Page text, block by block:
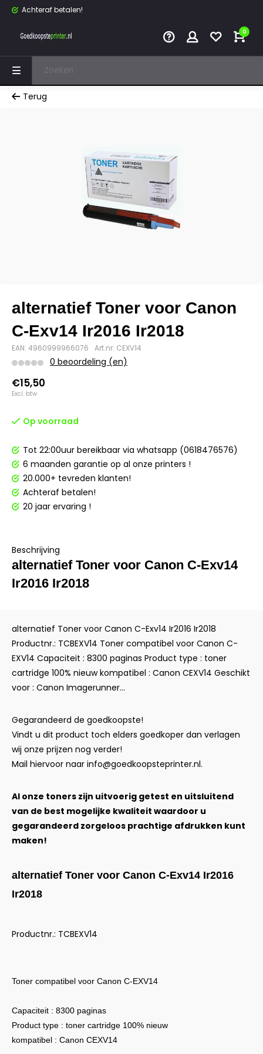
Achteraf betalen!
0
Terug
alternatief Toner voor Canon
C-Exv14 Ir2016 Ir2018
EAN: 4960999966076 Art.nr: CEXV14
0 beoordeling (en)
€15,50
Excl. btw
Op voorraad
Tot 22:00uur bereikbaar via whatsapp (0618476576)
6 maanden garantie op al onze printers !
20.000+ tevreden klanten!
Achteraf betalen!
20 jaar ervaring !
Beschrijving
alternatief Toner voor Canon C-Exv14
Ir2016 Ir2018
alternatief Toner voor Canon C-Exv14 Ir2016 Ir2018
Productnr.: TCBEXV14 Toner compatibel voor Canon C-
EXV14 Capaciteit : 8300 paginas Product type : toner
cartridge 100% nieuw kompatibel : Canon CEXV14 Geschikt
voor : Canon Imagerunner...
Gegarandeerd de goedkoopste!
Vindt u dit product toch elders goedkoper dan verlagen
wij onze prijzen nog verder!
Mail hiervoor naar info@goedkoopsteprinter.nl.
Al onze toners zijn uitvoerig getest en uitsluitend
van de best mogelijke kwaliteit waardoor u
gegarandeerd zorgeloos prachtige afdrukken kunt
maken!
alternatief Toner voor Canon C-Exv14 Ir2016
Ir2018
Productnr.: TCBEXV14
Toner compatibel voor Canon C-EXV14
Capaciteit : 8300 paginas
Product type : toner cartridge 100% nieuw
kompatibel : Canon CEXV14